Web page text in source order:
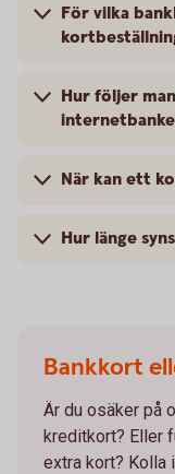
För vilka
Hur följer
När kan ett
Hur länge
Bankkort
Är du osäker på
kreditkort? Eller
extra kort? Kolla